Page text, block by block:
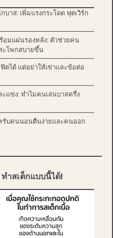
บาส: เพิ่มแรงกระโดด ฟุตเวิร์ก
อมแผ่นรองหลัง: ตัวช่วยคน
ะโพกสบายขึ้น
ตได้ แต่อย่าให้เข่าและข้อต่อ
แข่ง: ทำไมคนเล่นบาสครึ่ง
บคนนอนตื่นง่ายและคนออก
ทำสเต็กแบบนี้ได้!